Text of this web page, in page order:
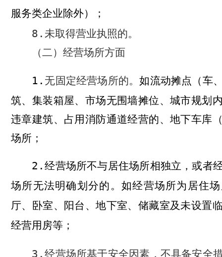
服务类企业除外）；
8.未取得营业执照的。
（二）经营场所方面
1. 无固定经营场所的。如流动摊点（车
筑、集装箱屋、市场无围墙摊位、城市规划
违章建筑、占用消防通道经营的、地下车库
场所；
2.经营场所不与居住场所相独立，或者
场所无法明确划分的。如经营场所为居住
厅、卧室、阳台、地下室、储藏室及未设置
经营用房等；
3.经营场所基于安全因素，不具备安全